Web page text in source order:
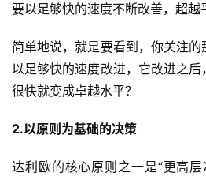
要以足够快的速度不断改善，超越
简单地说，就是要看到，你关注
以足够快的速度改进，它改进之
很快就变成卓越水平？
2.以原则为基础的决策
达利欧的核心原则之一是“更高